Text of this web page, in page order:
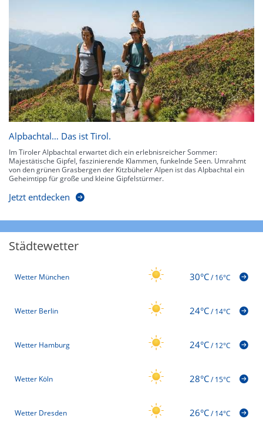
Alpbachtal… Das ist Tirol.
Im Tiroler Alpbachtal erwartet dich ein erlebnisreicher Sommer:
Majestätische Gipfel, faszinierende Klammen, funkelnde Seen. Umrahmt
von den grünen Grasbergen der Kitzbüheler Alpen ist das Alpbachtal ein
Geheimtipp für große und kleine Gipfelstürmer.
Jetzt entdecken
Städtewetter
Wetter München 30°C/16°C
Wetter Berlin 24°C/14°C
Wetter Hamburg 24°C/12°C
Wetter Köln 28°C/15°C
Wetter Dresden 26°C/14°C